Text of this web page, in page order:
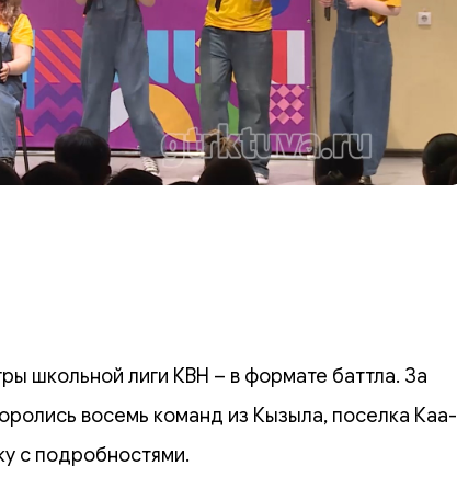
школьной лиги КВН – в формате баттла. За
восемь команд из Кызыла, поселка Каа-
с подробностями.